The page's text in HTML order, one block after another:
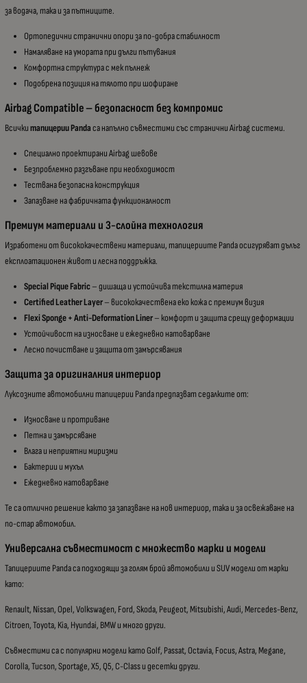
за водача, така и за пътниците.
Ортопедични странични опори за по-добра стабилност
Намаляване на умората при дълги пътувания
Комфортна структура с мек пълнеж
Подобрена позиция на тялото при шофиране
Airbag Compatible – безопасност без компромис
Всичкитапицерии Pandaса напълно съвместими със странични Airbag системи.
Специално проектирани Airbag шевове
Безпроблемно разгъване при необходимост
Тествана безопасна конструкция
Запазване на фабричната функционалност
Премиум материали и 3-слойна технология
Изработени от висококачествени материали, тапицериите Panda осигуряват дълъг
експлоатационен живот и лесна поддръжка.
Special Pique Fabric– дишаща и устойчива текстилна материя
Certified Leather Layer– висококачествена еко кожа с премиум визия
Flexi Sponge + Anti-Deformation Liner– комфорт и защита срещу деформации
Устойчивост на износване и ежедневно натоварване
Лесно почистване и защита от замърсявания
Защита за оригиналния интериор
Луксозните автомобилни тапицерии Panda предпазват седалките от:
Износване и протриване
Петна и замърсяване
Влага и неприятни миризми
Бактерии и мухъл
Ежедневно натоварване
Те са отлично решение както за запазване на нов интериор, така и за освежаване на
по-стар автомобил.
Универсална съвместимост с множество марки и модели
Тапицериите Panda са подходящи за голям брой автомобили и SUV модели от марки
като:
Renault, Nissan, Opel, Volkswagen, Ford, Skoda, Peugeot, Mitsubishi, Audi, Mercedes-Benz,
Citroen, Toyota, Kia, Hyundai, BMW и много други.
Съвместими са с популярни модели като Golf, Passat, Octavia, Focus, Astra, Megane,
Corolla, Tucson, Sportage, X5, Q5, C-Class и десетки други.